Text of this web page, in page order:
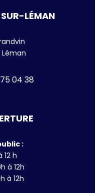
LÉMAN
Léman
04 38
:
12 h
à 12h
à 12h